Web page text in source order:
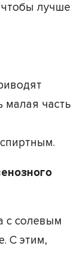
чтобы лучше
часть
с солевым
С этим,